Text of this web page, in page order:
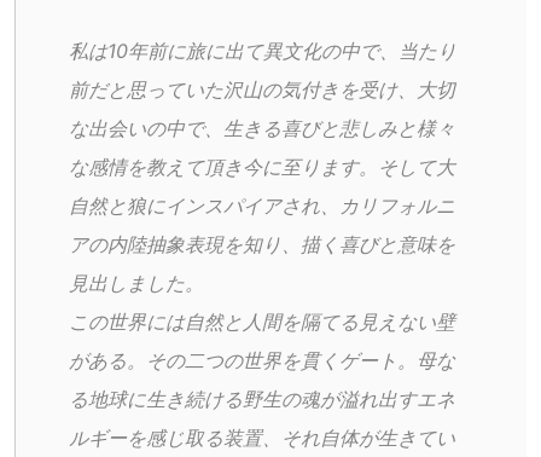
私は10年前に旅に出て異文化の中で、当たり
前だと思っていた沢山の気付きを受け、大切
な出会いの中で、生きる喜びと悲しみと様々
な感情を教えて頂き今に至ります。そして大
自然と狼にインスパイアされ、カリフォルニ
アの内陸抽象表現を知り、描く喜びと意味を
見出しました。
この世界には自然と人間を隔てる見えない壁
がある。その二つの世界を貫くゲート。母な
る地球に生き続ける野生の魂が溢れ出すエネ
ルギーを感じ取る装置、それ自体が生きてい